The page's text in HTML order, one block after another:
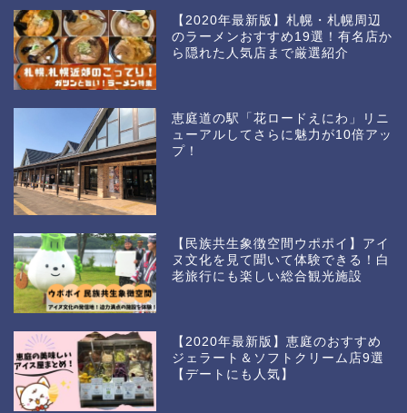
【2020年最新版】札幌・札幌周辺
のラーメンおすすめ19選！有名店か
ら隠れた人気店まで厳選紹介
恵庭道の駅「花ロードえにわ」リニ
ューアルしてさらに魅力が10倍アッ
プ！
【民族共生象徴空間ウポポイ】アイ
ヌ文化を見て聞いて体験できる！白
老旅行にも楽しい総合観光施設
【2020年最新版】恵庭のおすすめ
ジェラート＆ソフトクリーム店9選
【デートにも人気】